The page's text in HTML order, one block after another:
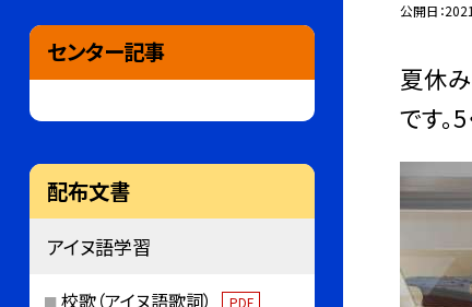
公開日
夏休
です。
センター記事
配布文書
アイヌ語学習
校歌（アイヌ語歌詞） PDF